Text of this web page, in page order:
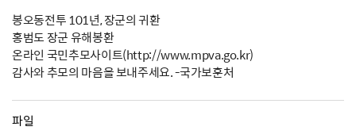
봉오동전투 101년, 장군의 귀환
홍범도 장군 유해봉환
온라인 국민추모사이트(http://www.mpva.go.kr)
감사와 추모의 마음을 보내주세요. -국가보훈처
파일